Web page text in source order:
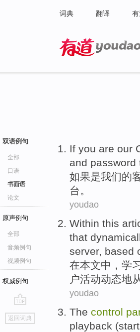
词典 翻译
双语例句
全部
口语
书面语
论文
原声例句
全部
音频例句
视频例句
权威例句
go
top
返回词典
If you are our
and password
如果是我们的
台。
youdao
Within this
that
server, based
在本文中， 学
户活动动态地
youdao
The control
playback (start